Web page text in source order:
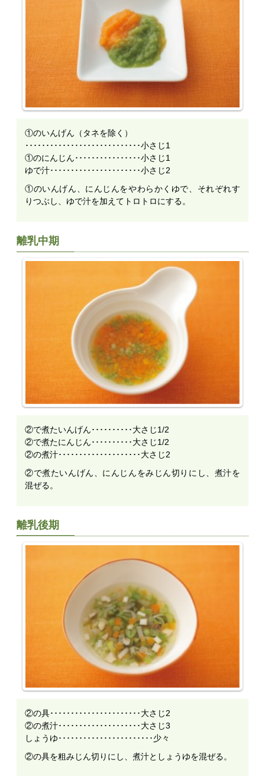
①のいんげん（タネを除く）
････････････････････････････小さじ1
①のにんじん････････････････小さじ1
ゆで汁･･････････････････････小さじ2
①のいんげん、にんじんをやわらかくゆで、それぞれす
りつぶし、ゆで汁を加えてトロトロにする。
離乳中期
②で煮たいんげん･･････････大さじ1/2
②で煮たにんじん･･････････大さじ1/2
②の煮汁････････････････････大さじ2
②で煮たいんげん、にんじんをみじん切りにし、煮汁を
混ぜる。
離乳後期
②の具･･････････････････････大さじ2
②の煮汁････････････････････大さじ3
しょうゆ･･･････････････････････少々
②の具を粗みじん切りにし、煮汁としょうゆを混ぜる。